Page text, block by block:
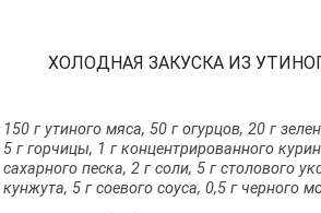
ХОЛОДНАЯ ЗАКУСКА ИЗ
150 г утиного мяса, 50 г огурцов, 20 г
5 г горчицы, 1 г концентрированного
сахарного песка, 2 г соли, 5 г столового
кунжута, 5 г соевого соуса, 0,5 г черного